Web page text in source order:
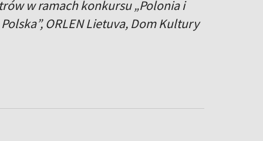
w ramach konkursu „Polonia i
ORLEN Lietuva, Dom Kultury